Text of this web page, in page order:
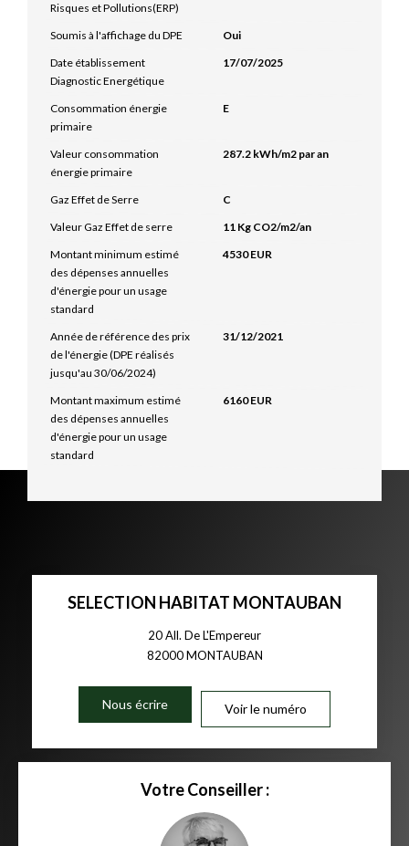
Risques et Pollutions(ERP)
Soumis à l'affichage du DPE
Oui
Date établissement
Diagnostic Energétique
17/07/2025
Consommation énergie
primaire
E
Valeur consommation
énergie primaire
287.2 kWh/m2 par an
Gaz Effet de Serre
C
Valeur Gaz Effet de serre
11 Kg CO2/m2/an
Montant minimum estimé
des dépenses annuelles
d'énergie pour un usage
standard
4530 EUR
Année de référence des prix
de l'énergie (DPE réalisés
jusqu'au 30/06/2024)
31/12/2021
Montant maximum estimé
des dépenses annuelles
d'énergie pour un usage
standard
6160 EUR
SELECTION HABITAT MONTAUBAN
20 All. De L'Empereur
82000MONTAUBAN
Nous écrire Voir le numéro
Votre Conseiller :